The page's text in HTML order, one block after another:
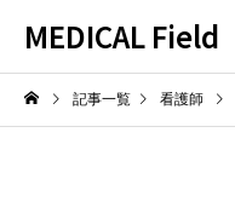
MEDICAL Field
記事一覧 看護師